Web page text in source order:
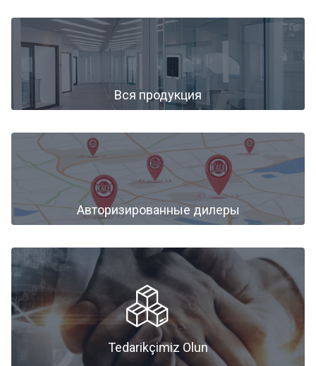
Вся продукция
Вся продукция
Авторизированные дилеры
Авторизированные дилеры
Tedarikçimiz Olun
Tedarikçimiz Olun